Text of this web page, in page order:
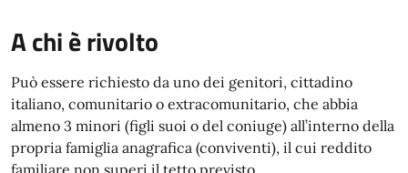
A chi è rivolto
Può essere richiesto da uno dei genitori, cittadino
italiano, comunitario o extracomunitario, che abbia
almeno 3 minori (figli suoi o del coniuge) all’interno della
propria famiglia anagrafica (conviventi), il cui reddito
familiare non superi il tetto previsto.